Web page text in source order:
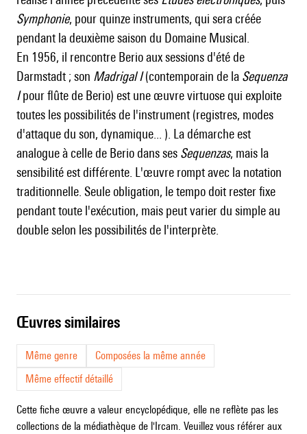
Symphonie, pour quinze instruments, qui sera créée
pendant la deuxième saison du Domaine Musical.
En 1956, il rencontre Berioaux sessions d'été de
Darmstadt ; son Madrigal I(contemporain de la Sequenza
Ipour flûte de Berio) est une œuvre virtuose qui exploite
toutes les possibilités de l'instrument (registres, modes
d'attaque du son, dynamique... ). La démarche est
analogue à celle de Berio dans ses Sequenzas, mais la
sensibilité est différente. L'œuvre rompt avec la notation
traditionnelle. Seule obligation, le tempo doit rester fixe
pendant toute l'exécution, mais peut varier du simple au
double selon les possibilités de l'interprète.
œuvres similaires
Même genre
Composées la même année
Même effectif détaillé
Cette fiche œuvre a valeur encyclopédique, elle ne reflète pas les
collections de la médiathèque de l'Ircam. Veuillez vous référer aux